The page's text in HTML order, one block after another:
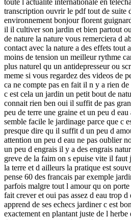
transcription ouvrir le pdf tout de suite
environnement bonjour florent
il il cultiver son jardin et bien partout
de nature la nature vous remerciera d
contact avec la nature a des effets tout
moins de tension un meilleur rythme
plus naturel qu un antidepresseur ou
meme si vous regardez des videos de
ca ne compte pas en fait il n y a rien
c est cela un jardin un petit bout de
connait rien ben oui il suffit de pas
peu de terre une graine et un peu d
semble facile le jardinage parce que c
presque dire qu il suffit d un peu d
attention un peu d eau ne pas oublier
un peu d engrais il y a des engrais
greve de la faim on s epuise vite il faut
la terre et d ailleurs la pratique est
pense 60 des francais par exemple
parfois malgre tout l amour qu on porte
fait crever et oui pas assez d eau trop d
apprend de ses echecs jardiner c est
exactement en plantant juste de l